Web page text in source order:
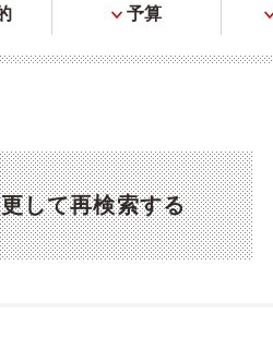
予算
して再検索する